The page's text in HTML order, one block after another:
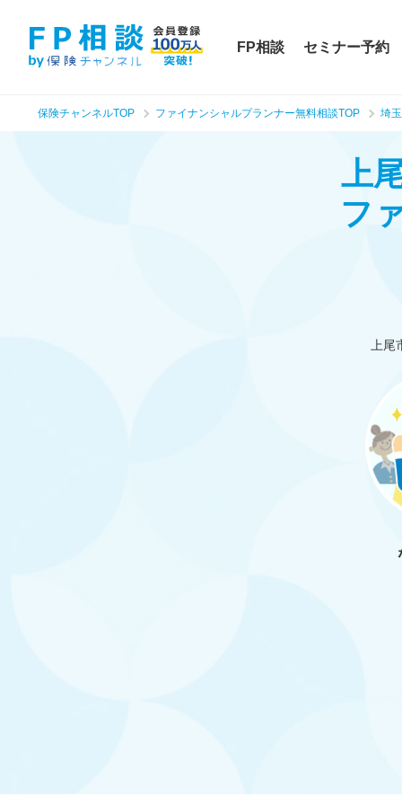
FP相談 セミナー予約
保険チャンネルTOP ファイナンシャルプランナー無料相談TOP 埼
上
フ
上